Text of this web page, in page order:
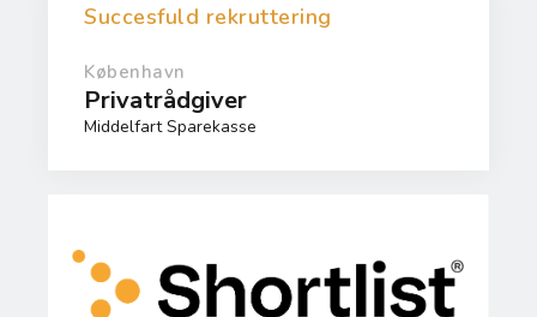
Succesfuld rekruttering
Privatrådgiver
Middelfart Sparekasse
København